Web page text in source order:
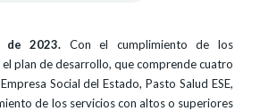
de 2023. Con el cumplimiento de los
plan de desarrollo, que comprende cuatro
Social del Estado, Pasto Salud ESE,
de los servicios con altos o superiores